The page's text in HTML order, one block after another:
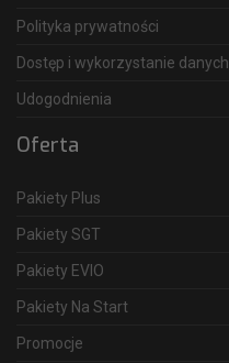
Polityka prywatności
Dostęp i wykorzystanie danych
Udogodnienia
Oferta
Pakiety Plus
Pakiety SGT
Pakiety EVIO
Pakiety Na Start
Promocje